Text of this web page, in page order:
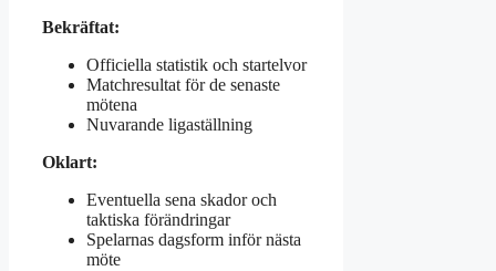
Bekräftat:
Officiella statistik och startelvor
Matchresultat för de senaste
mötena
Nuvarande ligaställning
Oklart:
Eventuella sena skador och
taktiska förändringar
Spelarnas dagsform inför nästa
möte